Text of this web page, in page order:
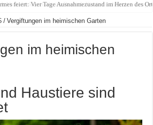
Verkehrskontrolle im Bereich Niederfischbach –
/ Vergiftungen im heimischen Garten
im heimischen
Haustiere sind